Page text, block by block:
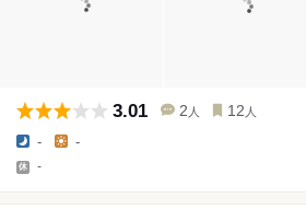
3.01 2 人 12 人
- -
-